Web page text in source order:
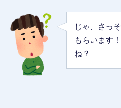
じゃ、さっ
もらいます
ね？